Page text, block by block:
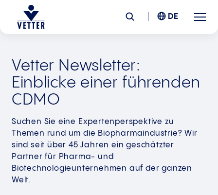
Unternehmen
Verantwortung
Services
Standorte
News & Insights
DE
Vetter Newsletter:
Einblicke einer führenden
CDMO
Suchen Sie eine Expertenperspektive zu
Themen rund um die Biopharmaindustrie? Wir
sind seit über 45 Jahren ein geschätzter
Partner für Pharma- und
Biotechnologieunternehmen auf der ganzen
Welt.